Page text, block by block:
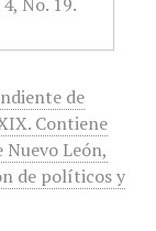
de
Contiene
León,
de políticos y